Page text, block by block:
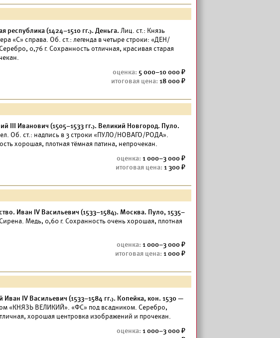
республика (1424–1510 гг.). Деньга. Лиц. ст.: Князь
«С» справа. Об. ст.: легенда в четыре строки: «ДЕН/
0,76 г. Сохранность отличная, красивая старая
5 000–10 000
18 000
III Иванович (1505–1533 гг.). Великий Новгород. Пуло.
Об. ст.: надпись в 3 строки «ПУЛО/НОВАГО/РОДА».
хорошая, плотная тёмная патина, непрочекан.
1 000–3 000
1 300
Иван IV Васильевич (1533–1584). Москва. Пуло, 1535–
Медь, 0,60 г. Сохранность очень хорошая, плотная
1 000–3 000
1 000
Иван IV Васильевич (1533–1584 гг.). Копейка, кон. 1530 —
«КНЯЗЬ ВЕЛИКИЙ». «ФС» под всадником. Серебро,
хорошая центровка изображений и прочекан.
1 000–3 000